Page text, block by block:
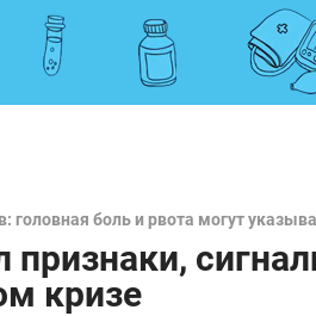
головная боль и рвота могут
признаки,
кризе